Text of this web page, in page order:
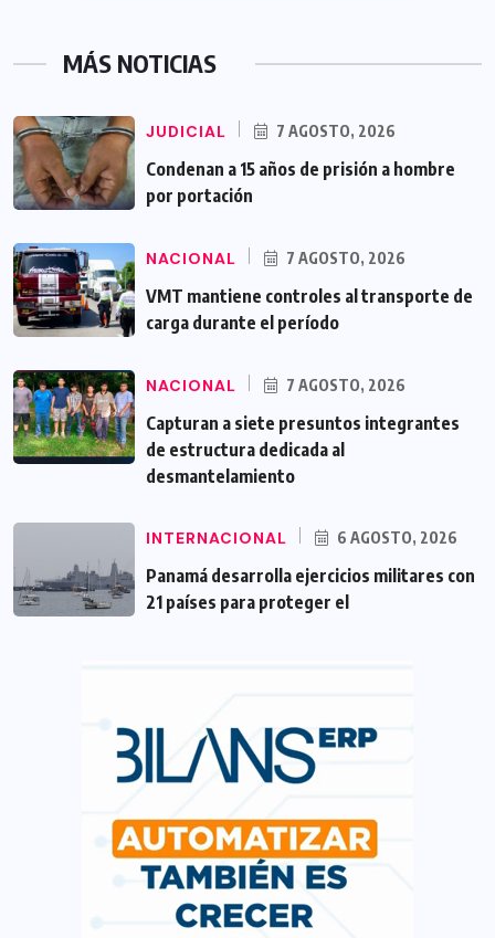
MÁS NOTICIAS
JUDICIAL 7 AGOSTO, 2026
Condenan a 15 años de prisión a hombre
por portación
NACIONAL 7 AGOSTO, 2026
VMT mantiene controles al transporte de
carga durante el período
NACIONAL 7 AGOSTO, 2026
Capturan a siete presuntos integrantes
de estructura dedicada al
desmantelamiento
INTERNACIONAL 6 AGOSTO, 2026
Panamá desarrolla ejercicios militares con
21 países para proteger el